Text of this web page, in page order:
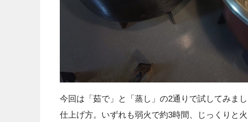
今回は「茹で」と「蒸し」の2通りで試してみま
仕上げ方。いずれも弱火で約3時間、じっくりと火